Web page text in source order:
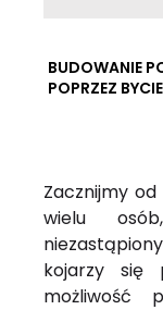
BUDOWANIE
POPRZEZ
Zacznijmy
wielu
kojarzy się
możliwość